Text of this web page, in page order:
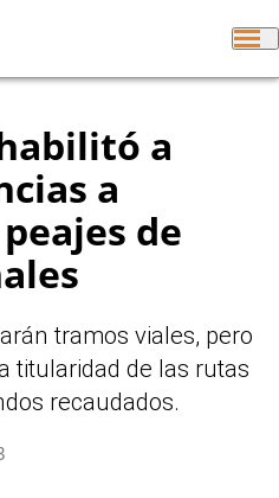
a
a
de
tramos viales, pero
titularidad de las rutas
recaudados.